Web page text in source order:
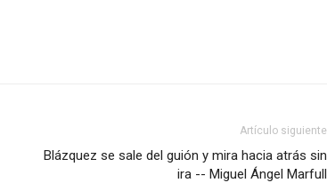
Artículo siguiente
Blázquez se sale del guión y mira hacia atrás sin
ira -- Miguel Ángel Marfull